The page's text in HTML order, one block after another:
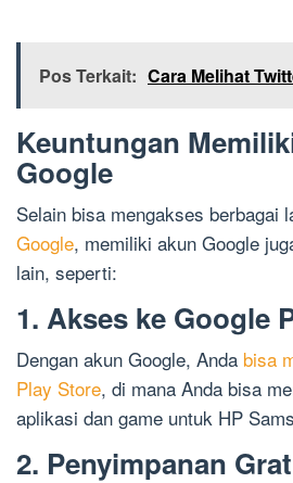
Pos Terkait: Cara Melihat
Keuntungan
Google
Selain bisa mengakses berbagai
Google, memiliki akun Google
lain, seperti:
1. Akses ke Google
Dengan akun Google, Anda bisa
Play Store, di mana Anda bisa
aplikasi dan game untuk HP
2. Penyimpanan